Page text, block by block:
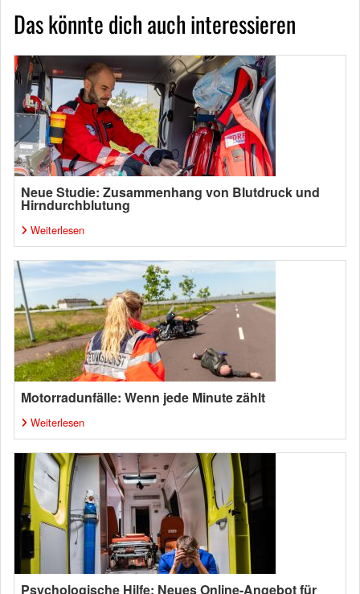
Das könnte dich auch interessieren
Neue Studie: Zusammenhang von Blutdruck und
Hirndurchblutung
Weiterlesen
Motorradunfälle: Wenn jede Minute zählt
Weiterlesen
Psychologische Hilfe: Neues Online-Angebot für